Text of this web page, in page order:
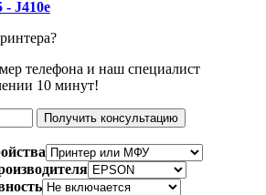
- J410e
телефона и наш специалист
10 минут!
Получить консультацию